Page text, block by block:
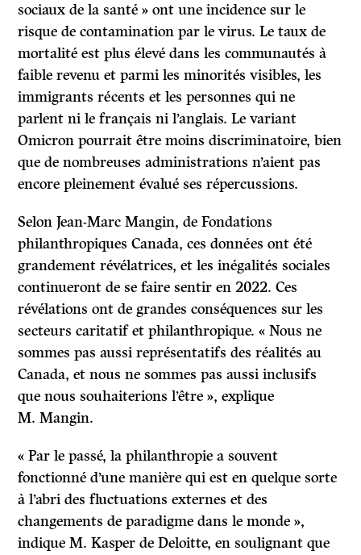
sociaux de la santé » ont une incidence sur le
risque de contamination par le virus. Le taux de
mortalité est plus élevé dans les communautés à
faible revenu et parmi les minorités visibles, les
immigrants récents et les personnes qui ne
parlent ni le français ni l’anglais. Le variant
Omicron pourrait être moins discriminatoire, bien
que de nombreuses administrations n’aient pas
encore pleinement évalué ses répercussions.
Selon Jean-Marc Mangin, de Fondations
philanthropiques Canada, ces données ont été
grandement révélatrices, et les inégalités sociales
continueront de se faire sentir en 2022. Ces
révélations ont de grandes conséquences sur les
secteurs caritatif et philanthropique. « Nous ne
sommes pas aussi représentatifs des réalités au
Canada, et nous ne sommes pas aussi inclusifs
que nous souhaiterions l’être », explique
M. Mangin.
« Par le passé, la philanthropie a souvent
fonctionné d’une manière qui est en quelque sorte
à l’abri des fluctuations externes et des
changements de paradigme dans le monde »,
indique M. Kasper de Deloitte, en soulignant que